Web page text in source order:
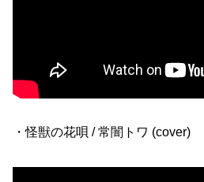
・怪獣の花唄 / 常闇トワ (cover)